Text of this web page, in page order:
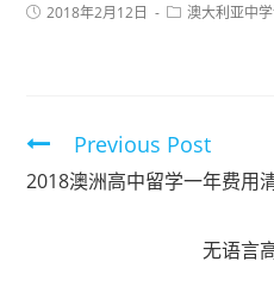
2018年2月12日 澳大利亚中
Previous Post
2018澳洲高中留学一年费用
无语言